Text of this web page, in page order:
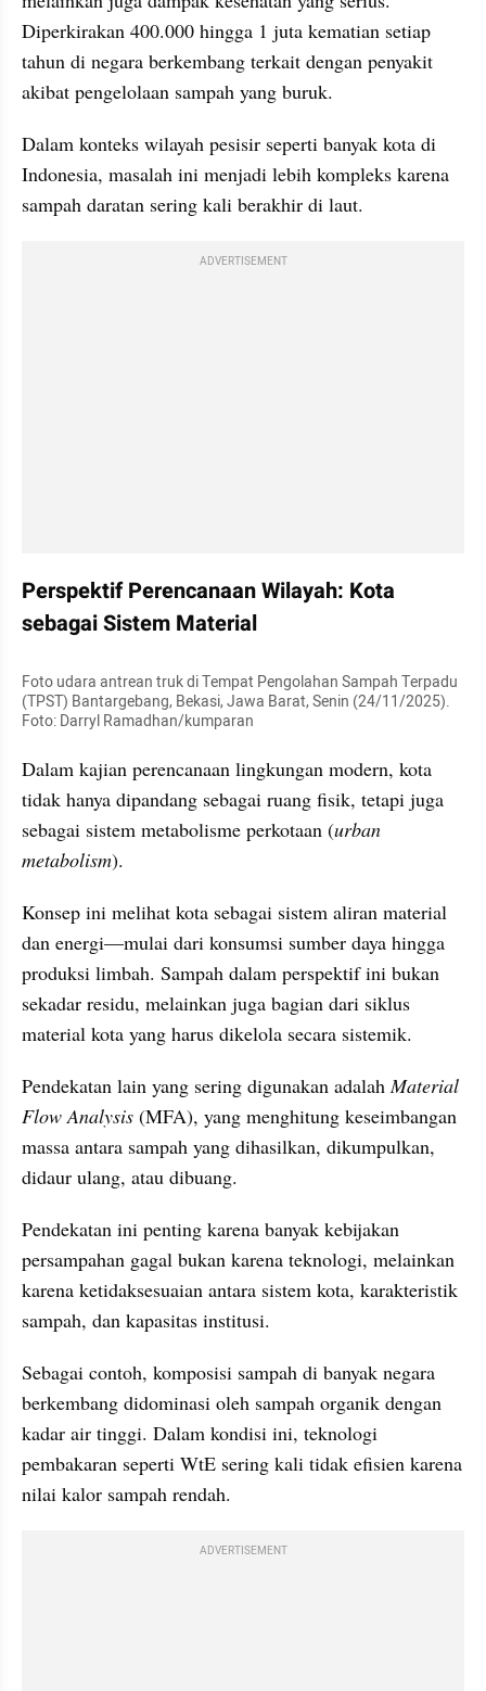
Diperkirakan 400.000 hingga 1 juta kematian setiap
tahun di negara berkembang terkait dengan penyakit
akibat pengelolaan sampah yang buruk.
Dalam konteks wilayah pesisir seperti banyak kota di
Indonesia, masalah ini menjadi lebih kompleks karena
sampah daratan sering kali berakhir di laut.
ADVERTISEMENT
Perspektif Perencanaan Wilayah: Kota
sebagai Sistem Material
Foto udara antrean truk di Tempat Pengolahan Sampah Terpadu
(TPST) Bantargebang, Bekasi, Jawa Barat, Senin (24/11/2025).
Foto: Darryl Ramadhan/kumparan
Dalam kajian perencanaan lingkungan modern, kota
tidak hanya dipandang sebagai ruang fisik, tetapi juga
sebagai sistem metabolisme perkotaan (urban
metabolism).
Konsep ini melihat kota sebagai sistem aliran material
dan energi—mulai dari konsumsi sumber daya hingga
produksi limbah. Sampah dalam perspektif ini bukan
sekadar residu, melainkan juga bagian dari siklus
material kota yang harus dikelola secara sistemik.
Pendekatan lain yang sering digunakan adalah Material
Flow Analysis (MFA), yang menghitung keseimbangan
massa antara sampah yang dihasilkan, dikumpulkan,
didaur ulang, atau dibuang.
Pendekatan ini penting karena banyak kebijakan
persampahan gagal bukan karena teknologi, melainkan
karena ketidaksesuaian antara sistem kota, karakteristik
sampah, dan kapasitas institusi.
Sebagai contoh, komposisi sampah di banyak negara
berkembang didominasi oleh sampah organik dengan
kadar air tinggi. Dalam kondisi ini, teknologi
pembakaran seperti WtE sering kali tidak efisien karena
nilai kalor sampah rendah.
ADVERTISEMENT